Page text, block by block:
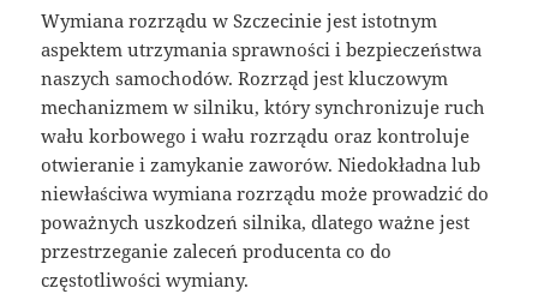
Wymiana rozrządu w Szczecinie jest istotnym
aspektem utrzymania sprawności i bezpieczeństwa
naszych samochodów. Rozrząd jest kluczowym
mechanizmem w silniku, który synchronizuje ruch
wału korbowego i wału rozrządu oraz kontroluje
otwieranie i zamykanie zaworów. Niedokładna lub
niewłaściwa wymiana rozrządu może prowadzić do
poważnych uszkodzeń silnika, dlatego ważne jest
przestrzeganie zaleceń producenta co do
częstotliwości wymiany.